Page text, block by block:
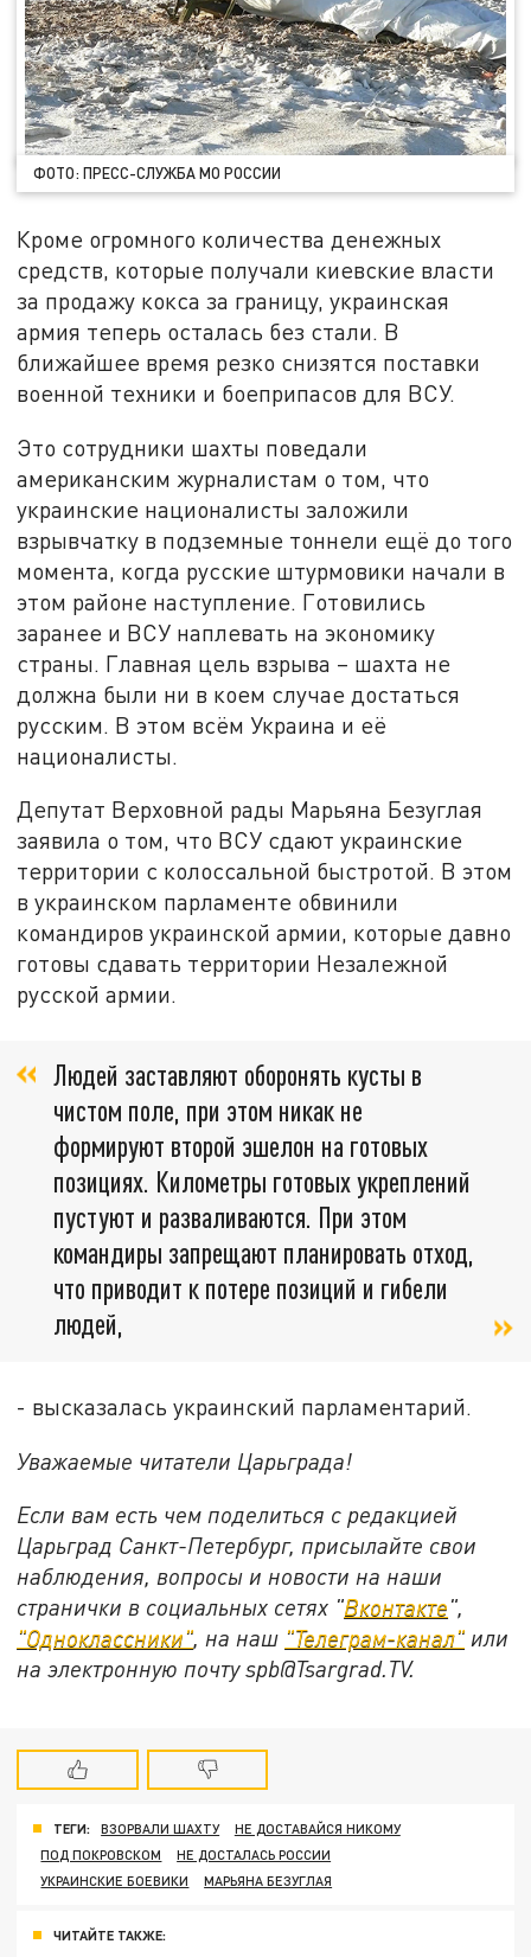
ФОТО: ПРЕСС-СЛУЖБА МО РОССИИ
Кроме огромного количества денежных
средств, которые получали киевские власти
за продажу кокса за границу, украинская
армия теперь осталась без стали. В
ближайшее время резко снизятся поставки
военной техники и боеприпасов для ВСУ.
Это сотрудники шахты поведали
американским журналистам о том, что
украинские националисты заложили
взрывчатку в подземные тоннели ещё до того
момента, когда русские штурмовики начали в
этом районе наступление. Готовились
заранее и ВСУ наплевать на экономику
страны. Главная цель взрыва – шахта не
должна были ни в коем случае достаться
русским. В этом всём Украина и её
националисты.
Депутат Верховной рады Марьяна Безуглая
заявила о том, что ВСУ сдают украинские
территории с колоссальной быстротой. В этом
в украинском парламенте обвинили
командиров украинской армии, которые давно
готовы сдавать территории Незалежной
русской армии.
Людей заставляют оборонять кусты в
чистом поле, при этом никак не
формируют второй эшелон на готовых
позициях. Километры готовых укреплений
пустуют и разваливаются. При этом
командиры запрещают планировать отход,
что приводит к потере позиций и гибели
людей,
- высказалась украинский парламентарий.
Уважаемые читатели Царьграда!
Если вам есть чем поделиться с редакцией
Царьград Санкт-Петербург, присылайте свои
наблюдения, вопросы и новости на наши
странички в социальных сетях "Вконтакте",
"Одноклассники", на наш "Телеграм-канал" или
на электронную почту spb@Tsargrad.TV.
ТЕГИ: ВЗОРВАЛИ ШАХТУ
НЕ ДОСТАВАЙСЯ НИКОМУ
ПОД ПОКРОВСКОМ
НЕ ДОСТАЛАСЬ РОССИИ
УКРАИНСКИЕ БОЕВИКИ
МАРЬЯНА БЕЗУГЛАЯ
ЧИТАЙТЕ ТАКЖЕ: